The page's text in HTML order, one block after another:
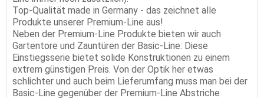
Top-Qualität made in Germany - das zeichnet alle
Produkte unserer Premium-Line aus!
Neben der Premium-Line Produkte bieten wir auch
Gartentore und Zauntüren der Basic-Line: Diese
Einstiegsserie bietet solide Konstruktionen zu einem
extrem günstigen Preis. Von der Optik her etwas
schlichter und auch beim Lieferumfang muss man bei der
Basic-Line gegenüber der Premium-Line Abstriche